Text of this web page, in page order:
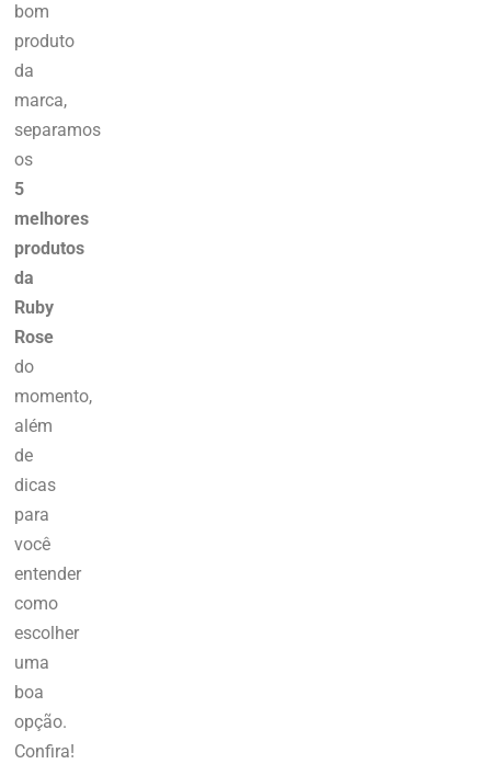
bom
produto
da
marca,
separamos
os
5
melhores
produtos
da
Ruby
Rose
do
momento,
além
de
dicas
para
você
entender
como
escolher
uma
boa
opção.
Confira!